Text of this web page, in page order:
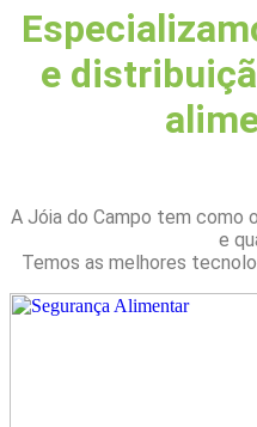
e
A Jóia do Campo tem como
e
Temos as melhores